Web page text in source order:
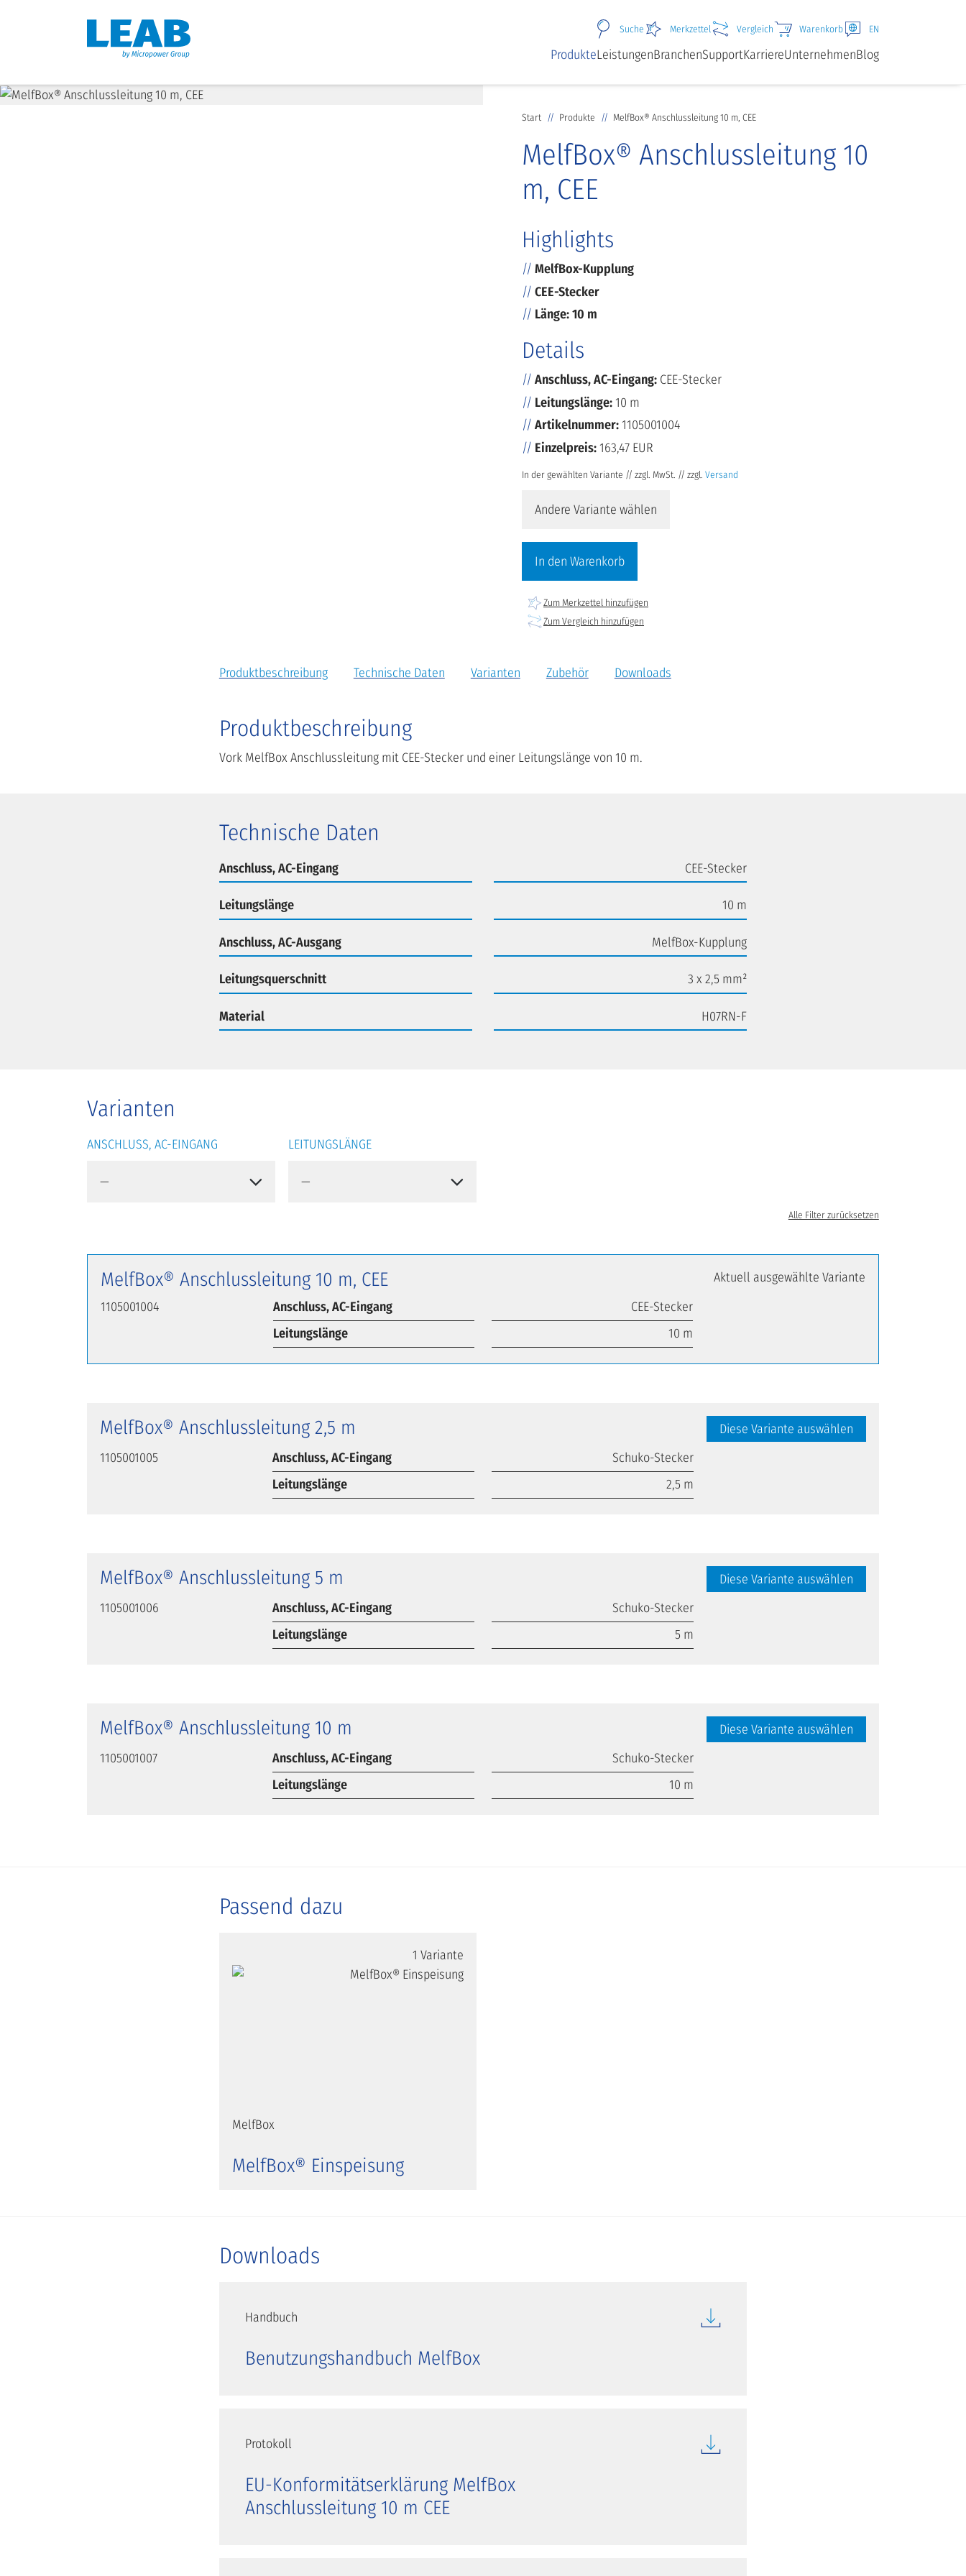
ProdukteLeistungenBranchenSupportKarriereUnternehmenBlog
Suche Merkzettel Vergleich Warenkorb EN
Start Produkte MelfBox® Anschlussleitung 10 m, CEE
MelfBox® Anschlussleitung 10
m, CEE
Highlights
MelfBox-Kupplung
CEE-Stecker
Länge: 10 m
Details
Anschluss, AC-Eingang: CEE-Stecker
Leitungslänge:10 m
Artikelnummer:1105001004
Einzelpreis:163,47 EUR
In der gewählten Variante // zzgl. MwSt. // zzgl. Versand
Andere Variante wählen
In den Warenkorb
Zum Merkzettel hinzufügen
Zum Vergleich hinzufügen
Produktbeschreibung Technische Daten Varianten Zubehör Downloads
Produktbeschreibung
Vork MelfBox Anschlussleitung mit CEE-Stecker und einer Leitungslänge von 10 m.
Technische Daten
Anschluss, AC-Eingang CEE-Stecker
Leitungslänge 10 m
Anschluss, AC-Ausgang MelfBox-Kupplung
Leitungsquerschnitt 3 x 2,5 mm²
Material H07RN-F
Varianten
ANSCHLUSS, AC-EINGANG LEITUNGSLÄNGE
Alle Filter zurücksetzen
MelfBox® Anschlussleitung 10 m, CEE
1105001004 Anschluss, AC-Eingang
CEE-Stecker
Leitungslänge
10 m
Aktuell ausgewählte Variante
MelfBox® Anschlussleitung 2,5 m
1105001005 Anschluss, AC-Eingang
Schuko-Stecker
Leitungslänge
2,5 m
Diese Variante auswählen
MelfBox® Anschlussleitung 5 m
1105001006 Anschluss, AC-Eingang
Schuko-Stecker
Leitungslänge
5 m
Diese Variante auswählen
MelfBox® Anschlussleitung 10 m
1105001007 Anschluss, AC-Eingang
Schuko-Stecker
Leitungslänge
10 m
Diese Variante auswählen
Passend dazu
1 Variante
MelfBox
MelfBox® Einspeisung
Downloads
Handbuch
Benutzungshandbuch MelfBox
Protokoll
EU-Konformitätserklärung MelfBox
Anschlussleitung 10 m CEE